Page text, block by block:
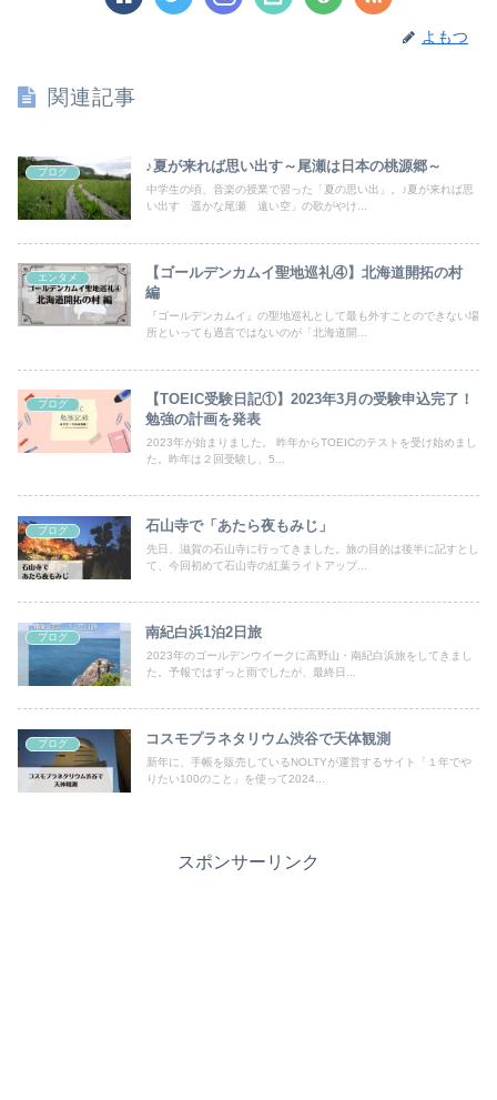
よもつ
関連記事
ブログ ♪夏が来れば思い出す～尾瀬は日本の桃源郷～
中学生の頃、音楽の授業で習った「夏の思い出」。♪夏が来れば思
い出す 遥かな尾瀬 遠い空」の歌がやけ...
エンタメ
【ゴールデンカムイ聖地巡礼④】北海道開拓の村
編
『ゴールデンカムイ』の聖地巡礼として最も外すことのできない場
所といっても過言ではないのが「北海道開...
ブログ
【TOEIC受験日記①】2023年3月の受験申込完了！
勉強の計画を発表
2023年が始まりました。 昨年からTOEICのテストを受け始めまし
た。昨年は２回受験し、5...
ブログ 石山寺で「あたら夜もみじ」
先日、滋賀の石山寺に行ってきました。旅の目的は後半に記すとし
て、今回初めて石山寺の紅葉ライトアップ...
ブログ 南紀白浜1泊2日旅
2023年のゴールデンウイークに高野山・南紀白浜旅をしてきまし
た。予報ではずっと雨でしたが、最終日...
ブログ コスモプラネタリウム渋谷で天体観測
新年に、手帳を販売しているNOLTYが運営するサイト「１年でや
りたい100のこと」を使って2024...
スポンサーリンク